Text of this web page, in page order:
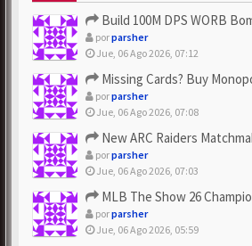
Build 100M DPS WORB Bomb
porparsher
Jue, 06 Ago 2026, 07:12
Missing Cards? Buy Monopoly Go
porparsher
Jue, 06 Ago 2026, 07:08
New ARC Raiders Matchmaking
porparsher
Jue, 06 Ago 2026, 07:03
MLB The Show 26 Championship
porparsher
Jue, 06 Ago 2026, 05:59